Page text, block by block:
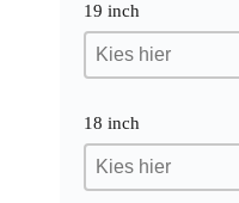
19 inch
19 inch
19 inch
19 inch
18 inch
18 inch
18 inch
18 inch